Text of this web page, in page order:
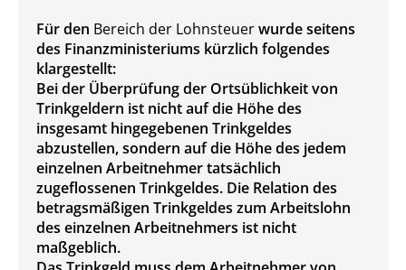
Für den Bereich der Lohnsteuerwurde seitens
des Finanzministeriums kürzlich folgendes
klargestellt:
Bei der Überprüfung der Ortsüblichkeit von
Trinkgeldern ist nicht auf die Höhe des
insgesamt hingegebenen Trinkgeldes
abzustellen, sondern auf die Höhe des jedem
einzelnen Arbeitnehmer tatsächlich
zugeflossenen Trinkgeldes. Die Relation des
betragsmäßigen Trinkgeldes zum Arbeitslohn
des einzelnen Arbeitnehmers ist nicht
maßgeblich.